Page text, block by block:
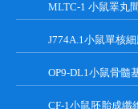
OP9-DL1小鼠骨髓
CF-1小鼠胚胎成纖